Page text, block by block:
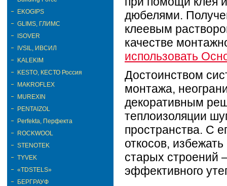
EKOGIPS
GLIMS, ГЛИМС
ISOVER
IVSIL, ИВСИЛ
KALEKIM
KESTO, КЕСТО Россия
MAKROFLEX
MUREXIN
PENTAIZOL
Perfekta, Перфекта
ROCKWOOL
STENOTEK
TYVEK
«TDSTELS»
БЕРГРАУФ
дюбелями.
клеевым
качестве
использовать
Достоинством
монтажа,
декоративным
теплоизоляции
пространства. С
откосов,
старых строений
эффективного